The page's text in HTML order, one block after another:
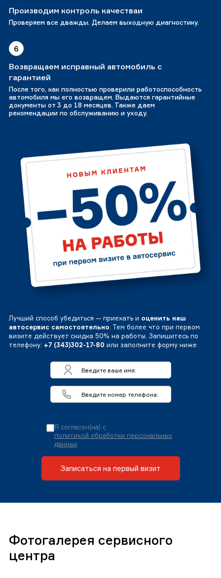
Производим контроль качестваи
Проверяем все дважды. Делаем выходную диагностику.
6
Возвращаем исправный автомобиль с
гарантией
После того, как полностью проверили работоспособность
автомобиля мы его возвращем. Выдаются гарантийные
документы от 3 до 18 месяцев. Также даем
рекомендации по обслуживанию и уходу.
Лучший способ убедиться — приехать и оценить наш
автосервис самостоятельно. Тем более что при первом
визите действует скидка 50% на работы. Запишитесь по
телефону: +7 (343)302-17-80 или заполните форму ниже
Я согласен(на) с
политикой обработки персональных
данных
Записаться на первый визит
Фотогалерея сервисного
центра